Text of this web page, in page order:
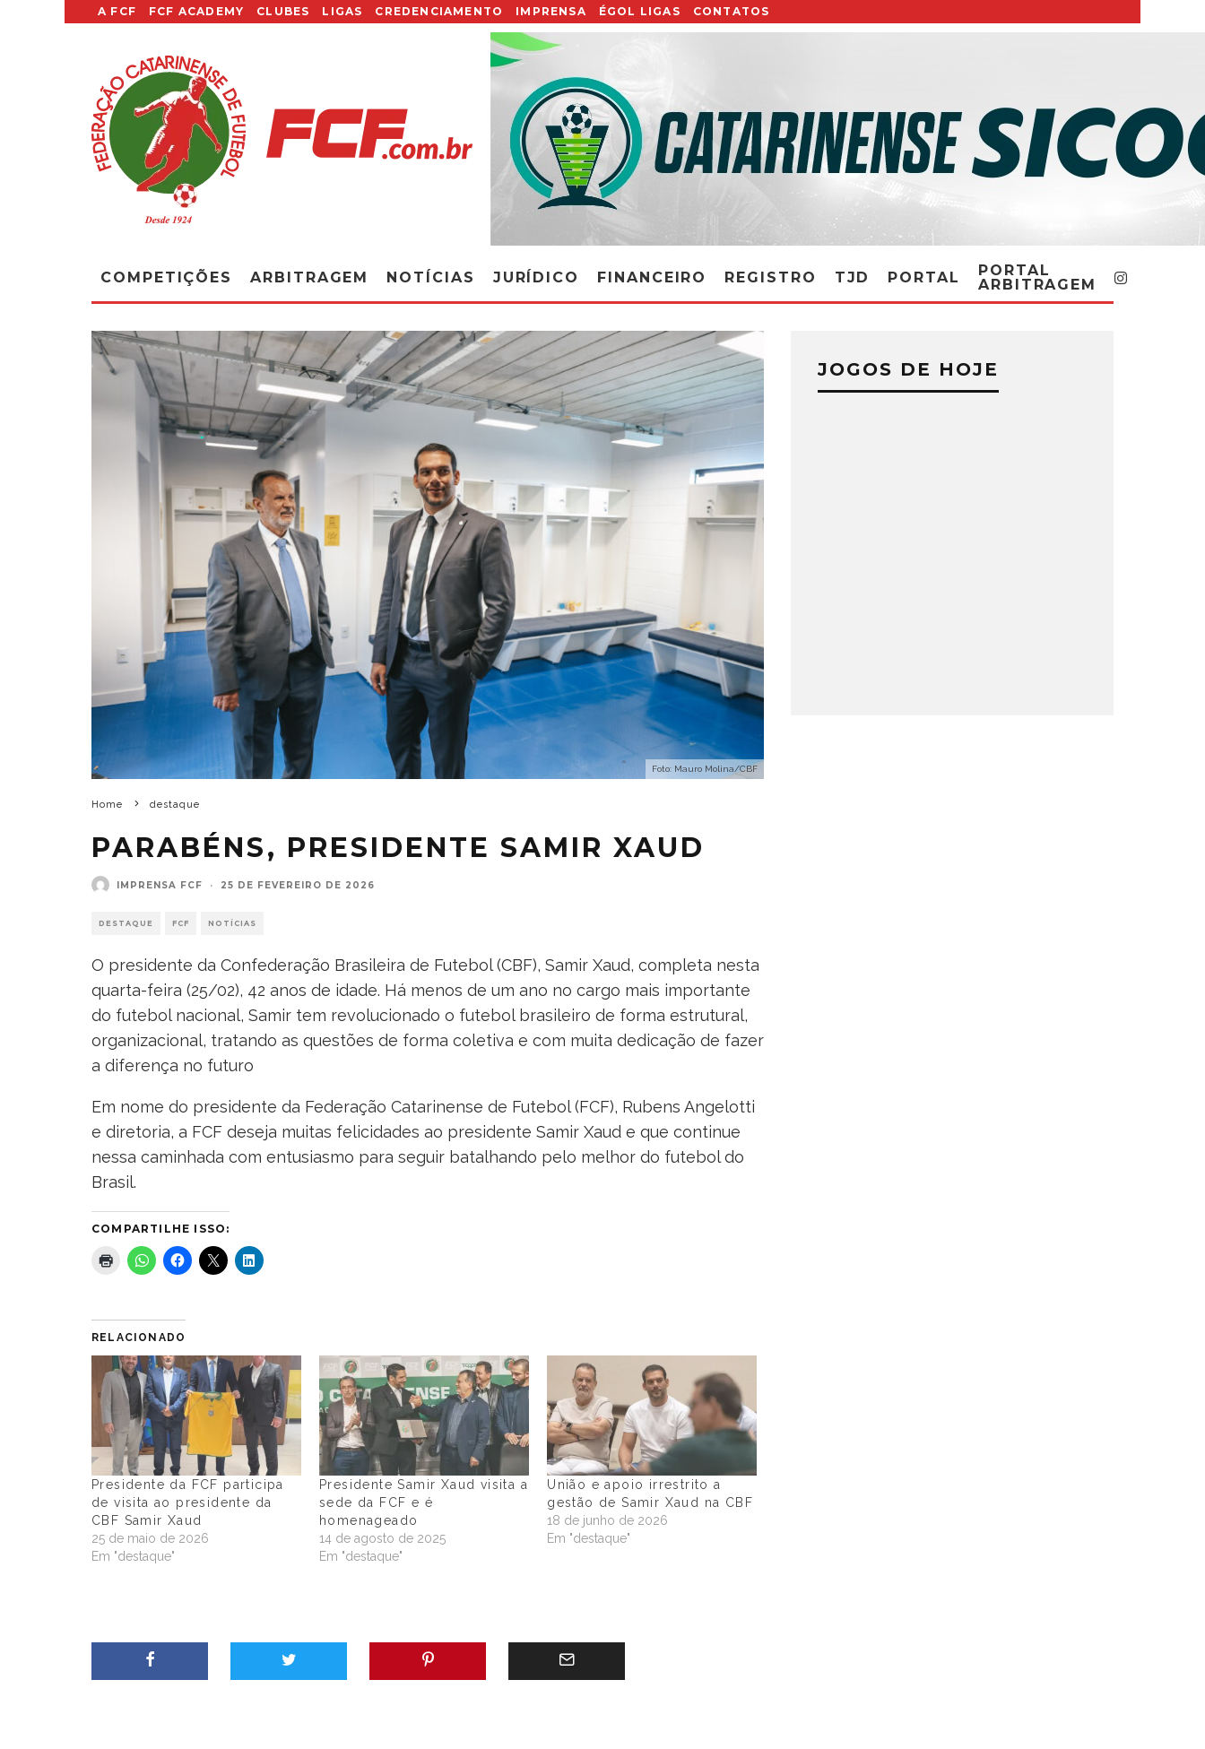
A FCF FCF ACADEMY CLUBES LIGAS CREDENCIAMENTO IMPRENSA ÉGOL LIGAS CONTATOS
COMPETIÇÕES ARBITRAGEM NOTÍCIAS JURÍDICO FINANCEIRO REGISTRO TJD PORTAL
PORTAL
ARBITRAGEM
Foto: Mauro Molina/CBF
Home destaque
PARABÉNS, PRESIDENTE SAMIR XAUD
IMPRENSA FCF · 25 DE FEVEREIRO DE 2026
DESTAQUE FCF NOTÍCIAS
O presidente da Confederação Brasileira de Futebol (CBF), Samir Xaud, completa nesta
quarta-feira (25/02), 42 anos de idade. Há menos de um ano no cargo mais importante
do futebol nacional, Samir tem revolucionado o futebol brasileiro de forma estrutural,
organizacional, tratando as questões de forma coletiva e com muita dedicação de fazer
a diferença no futuro
Em nome do presidente da Federação Catarinense de Futebol (FCF), Rubens Angelotti
e diretoria, a FCF deseja muitas felicidades ao presidente Samir Xaud e que continue
nessa caminhada com entusiasmo para seguir batalhando pelo melhor do futebol do
Brasil.
COMPARTILHE ISSO:
RELACIONADO
Presidente da FCF participa
de visita ao presidente da
CBF Samir Xaud
25 de maio de 2026
Em "destaque"
Presidente Samir Xaud visita a
sede da FCF e é
homenageado
14 de agosto de 2025
Em "destaque"
União e apoio irrestrito a
gestão de Samir Xaud na CBF
18 de junho de 2026
Em "destaque"
JOGOS DE HOJE